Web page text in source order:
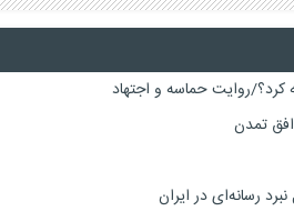
روایت حماسه و اجتهاد
افق تمدن